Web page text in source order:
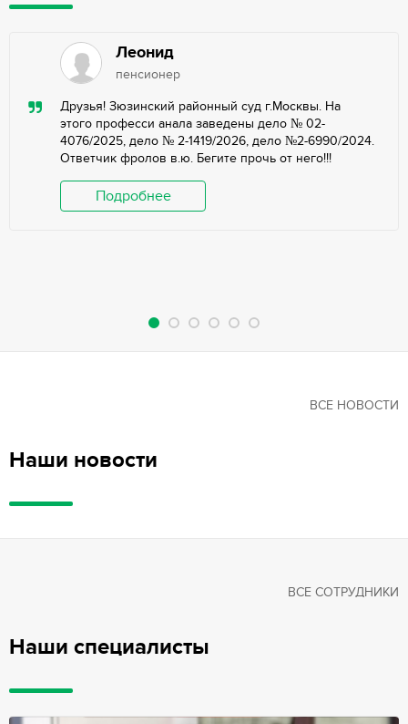
Леонид
пенсионер
Друзья! Зюзинский районный суд г.Москвы. На
этого професси анала заведены дело № 02-
4076/2025, дело № 2-1419/2026, дело №2-6990/2024.
Ответчик фролов в.ю. Бегите прочь от него!!!
Подробнее
Наши новости
ВСЕ НОВОСТИ
Наши специалисты
ВСЕ СОТРУДНИКИ